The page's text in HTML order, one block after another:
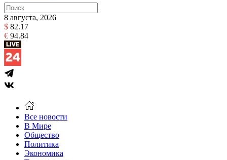
8 августа, 2026
$ 82.17
€ 94.84
Все новости
В Мире
Общество
Политика
Экономика